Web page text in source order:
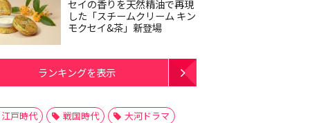
セイの香りを天然精油で再現
した「スチームクリーム キン
モクセイ&茶」新登場
ランキングを表示
江戸時代 戦国時代
大河ドラマ